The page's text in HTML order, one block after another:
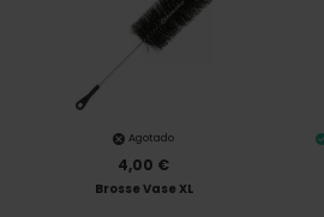
Agotado
4,00 €
Brosse Vase XL